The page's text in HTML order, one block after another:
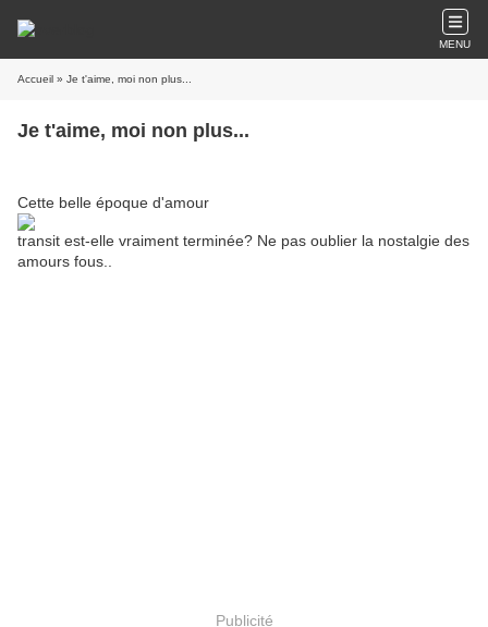
MENU
Accueil » Je t'aime, moi non plus...
Je t'aime, moi non plus...
Cette belle époque d'amour
transit est-elle vraiment terminée? Ne pas oublier la nostalgie des
amours fous..
Publicité